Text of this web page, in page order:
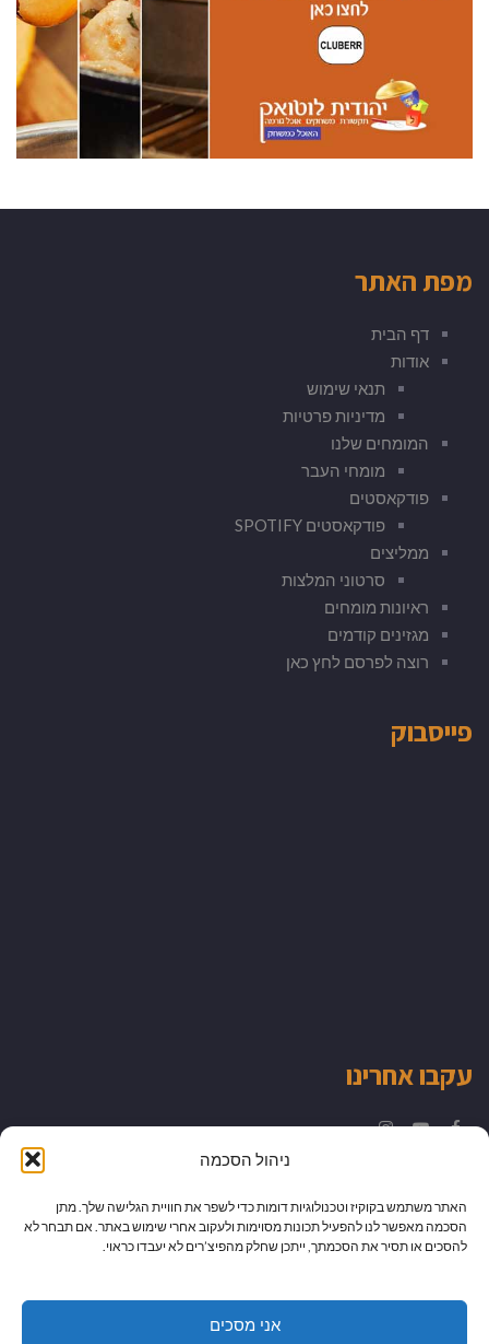
ניהול הסכמה
האתר משתמש בקוקיז וטכנולוגיות דומות כדי לשפר את חוויית הגלישה שלך. מתן
הסכמה מאפשר לנו להפעיל תכונות מסוימות ולעקוב אחרי שימוש באתר. אם תבחר לא
להסכים או תסיר את הסכמתך, ייתכן שחלק מהפיצ’רים לא יעבדו כראוי.
אני מסכים
מפת האתר
דף הבית
אודות
תנאי שימוש
מדיניות פרטיות
המומחים שלנו
מומחי העבר
פודקאסטים
פודקאסטים SPOTIFY
ממליצים
סרטוני המלצות
ראיונות מומחים
מגזינים קודמים
רוצה לפרסם לחץ כאן
פייסבוק
עקבו אחרינו